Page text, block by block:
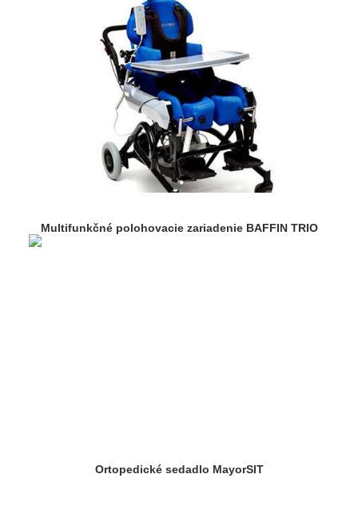
Multifunkčné polohovacie zariadenie BAFFIN TRIO
Ortopedické sedadlo MayorSIT